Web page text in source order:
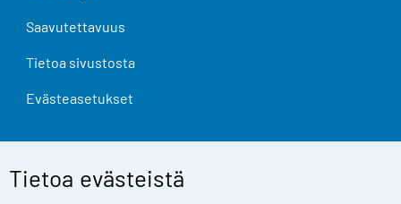
Tietoa evästeistä
Saavutettavuus
Tietoa sivustosta
Evästeasetukset